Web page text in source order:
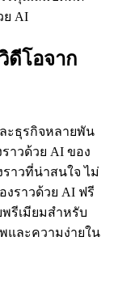
ย AI
ดีโอจาก
ะธุรกิจหลายพัน
ราวด้วย AI ของ
ราวที่น่าสนใจ ไม่
งราวด้วย AI ฟรี
รีเมียมสำหรับ
และความง่ายใน